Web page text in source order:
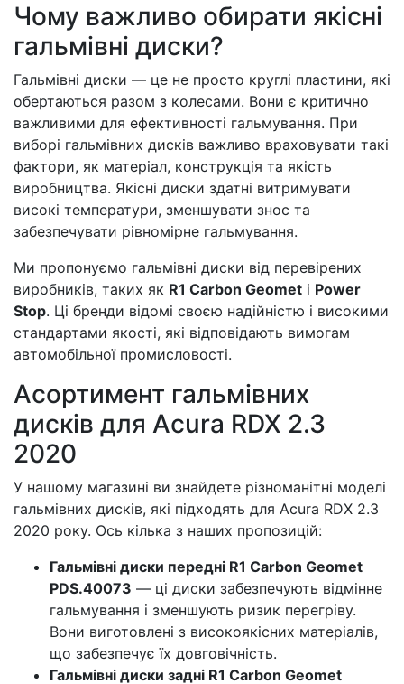
Чому важливо обирати якісні
гальмівні диски?
Гальмівні диски — це не просто круглі пластини, які
обертаються разом з колесами. Вони є критично
важливими для ефективності гальмування. При
виборі гальмівних дисків важливо враховувати такі
фактори, як матеріал, конструкція та якість
виробництва. Якісні диски здатні витримувати
високі температури, зменшувати знос та
забезпечувати рівномірне гальмування.
Ми пропонуємо гальмівні диски від перевірених
виробників, таких як R1 Carbon Geomet і Power
Stop. Ці бренди відомі своєю надійністю і високими
стандартами якості, які відповідають вимогам
автомобільної промисловості.
Асортимент гальмівних
дисків для Acura RDX 2.3
2020
У нашому магазині ви знайдете різноманітні моделі
гальмівних дисків, які підходять для Acura RDX 2.3
2020 року. Ось кілька з наших пропозицій:
Гальмівні диски передні R1 Carbon Geomet
PDS.40073 — ці диски забезпечують відмінне
гальмування і зменшують ризик перегріву.
Вони виготовлені з високоякісних матеріалів,
що забезпечує їх довговічність.
Гальмівні диски задні R1 Carbon Geomet